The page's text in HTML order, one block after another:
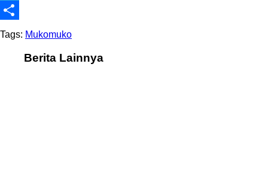
Telegram
Share
Tags: Mukomuko
Berita Lainnya